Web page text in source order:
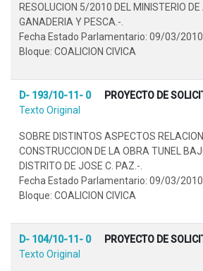
RESOLUCION 5/2010 DEL MINISTERIO DE
GANADERIA Y PESCA.-.
Fecha Estado Parlamentario: 09/03/2010
Bloque: COALICION CIVICA
D- 193/10-11- 0
PROYECTO DE
Texto Original
SOBRE DISTINTOS ASPECTOS
CONSTRUCCION DE LA OBRA TUNEL
DISTRITO DE JOSE C. PAZ.-.
Fecha Estado Parlamentario: 09/03/2010
Bloque: COALICION CIVICA
D- 104/10-11- 0
PROYECTO DE
Texto Original